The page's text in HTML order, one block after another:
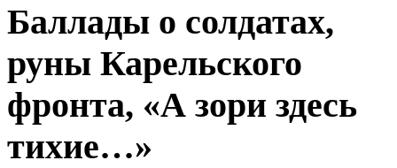
Баллады о солдатах,
руны Карельского
фронта, «А зори здесь
тихие…»